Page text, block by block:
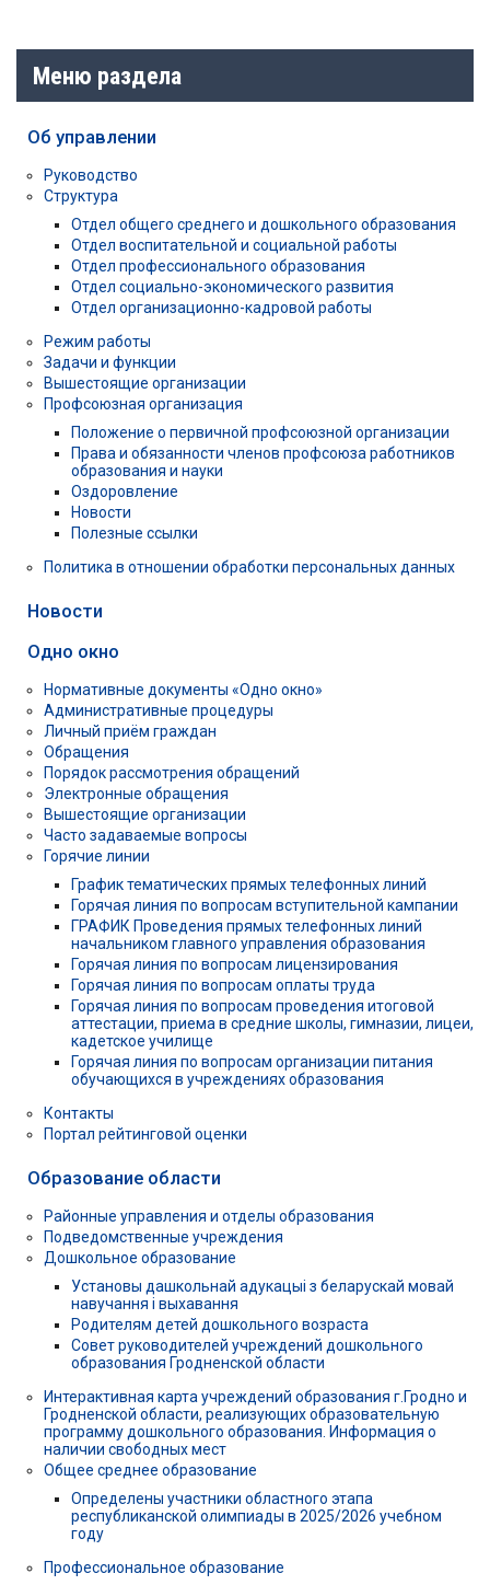
Меню раздела
Об управлении
Руководство
Структура
Отдел общего среднего и дошкольного образования
Отдел воспитательной и социальной работы
Отдел профессионального образования
Отдел социально-экономического развития
Отдел организационно-кадровой работы
Режим работы
Задачи и функции
Вышестоящие организации
Профсоюзная организация
Положение о первичной профсоюзной организации
Права и обязанности членов профсоюза работников
образования и науки
Оздоровление
Новости
Полезные ссылки
Политика в отношении обработки персональных данных
Новости
Одно окно
Нормативные документы «Одно окно»
Административные процедуры
Личный приём граждан
Обращения
Порядок рассмотрения обращений
Электронные обращения
Вышестоящие организации
Часто задаваемые вопросы
Горячие линии
График тематических прямых телефонных линий
Горячая линия по вопросам вступительной кампании
ГРАФИК Проведения прямых телефонных линий
начальником главного управления образования
Горячая линия по вопросам лицензирования
Горячая линия по вопросам оплаты труда
Горячая линия по вопросам проведения итоговой
аттестации, приема в средние школы, гимназии, лицеи,
кадетское училище
Горячая линия по вопросам организации питания
обучающихся в учреждениях образования
Контакты
Портал рейтинговой оценки
Образование области
Районные управления и отделы образования
Подведомственные учреждения
Дошкольное образование
Установы дашкольнай адукацыі з беларускай мовай
навучання і выхавання
Родителям детей дошкольного возраста
Совет руководителей учреждений дошкольного
образования Гродненской области
Интерактивная карта учреждений образования г.Гродно и
Гродненской области, реализующих образовательную
программу дошкольного образования. Информация о
наличии свободных мест
Общее среднее образование
Определены участники областного этапа
республиканской олимпиады в 2025/2026 учебном
году
Профессиональное образование